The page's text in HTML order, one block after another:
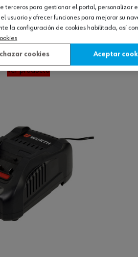
Ver producto
terceros para gestionar el portal, personalizar
usuario y ofrecer funciones para mejorar su
la configuración de cookies habilitada, así
cookies Aceptar